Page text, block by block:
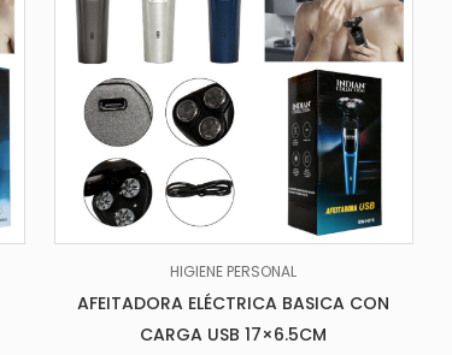
HIGIENE PERSONAL
AFEITADORA ELÉCTRICA BASICA CON
CARGA USB 17×6.5CM